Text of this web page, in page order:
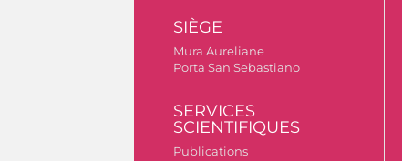
SIÈGE
Mura Aureliane
Porta San Sebastiano
SERVICES
SCIENTIFIQUES
Publications